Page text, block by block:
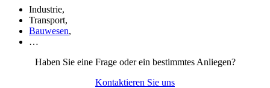
Industrie,
Transport,
Bauwesen,
…
Haben Sie eine Frage oder ein bestimmtes Anliegen?
Kontaktieren Sie uns